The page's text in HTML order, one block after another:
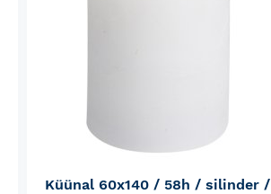
Küünal 60x140 / 58h / silinder /